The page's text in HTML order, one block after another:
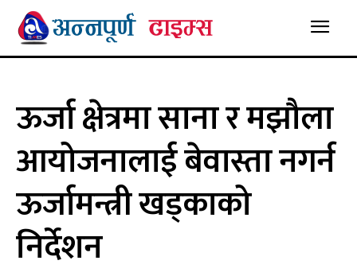
ऊर्जा क्षेत्रमा साना र मझौला
आयोजनालाई बेवास्ता नगर्न
ऊर्जामन्त्री खड्काको
निर्देशन